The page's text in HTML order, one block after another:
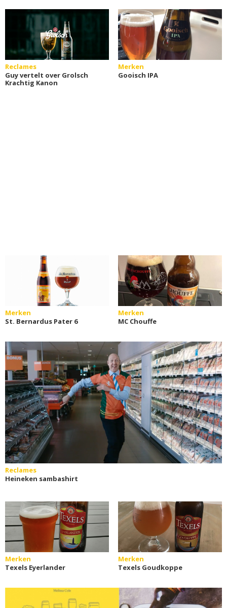
Reclames
Guy vertelt over Grolsch
Krachtig Kanon
Merken
Gooisch IPA
Merken
St. Bernardus Pater 6
Merken
MC Chouffe
Reclames
Heineken sambashirt
Merken
Texels Eyerlander
Merken
Texels Goudkoppe